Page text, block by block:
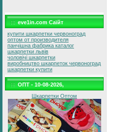
eve1in.com Саїйт
купити шкарпетки червоноград
оптом от производителя
панчішна фабрика каталог
шкарпетки львів
чоловічі шкарпетки
виробництво шкарпеток червоноград
шкарпетки купити
ОПТ - 10-08-2026,
Шкарпетки Оптом